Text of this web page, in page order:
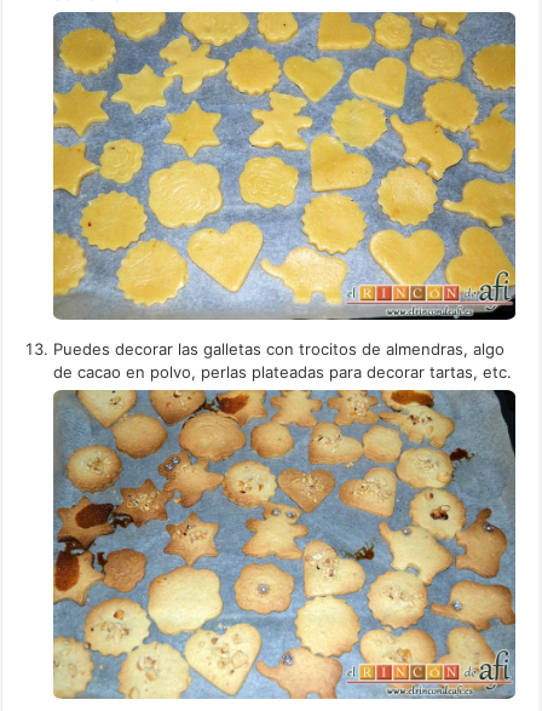
Puedes decorar las galletas con trocitos de almendras, algo
de cacao en polvo, perlas plateadas para decorar tartas, etc.